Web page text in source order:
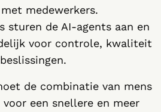
medewerkers.
sturen de AI-agents aan en
voor controle, kwaliteit
de combinatie van mens
voor een snellere en meer